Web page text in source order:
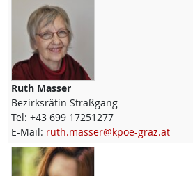
Ruth Masser
Bezirksrätin Straßgang
Tel: +43 699 17251277
E-Mail: ruth.masser@kpoe-graz.at